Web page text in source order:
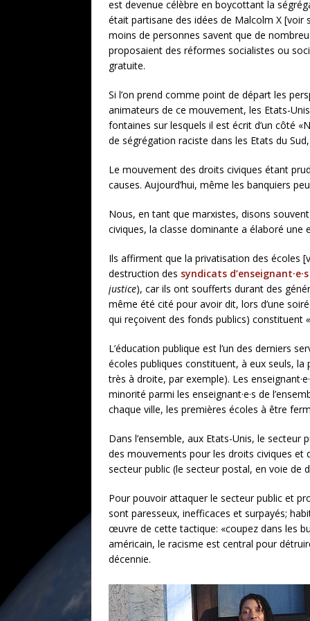
est devenue célèbre en boycottant la
était partisane des idées de Malcolm X [voir
moins de personnes savent que de
proposaient des réformes socialistes ou
gratuite.
Si l’on prend comme point de départ les
animateurs de ce mouvement, les Etats-
fontaines sur lesquels il est écrit d’un côté
de ségrégation raciste dans les Etats du
Le mouvement des droits civiques étant
causes. Aujourd’hui, même les banquiers
Nous, en tant que marxistes, disons
civiques, la classe dominante a élaboré une
Ils affirment que la privatisation des écoles
destruction des syndicats d’enseignant·e·s
justice), car ils ont soufferts durant des
même été cité pour avoir dit, lors d’une
qui reçoivent des fonds publics) constituent
L’éducation publique est l’un des derniers
écoles publiques constituent, à eux seuls, la
très à droite, par exemple). Les
minorité parmi les enseignant·e·s de
chaque ville, les premières écoles à être
Dans l’ensemble, aux Etats-Unis, le secteur
des mouvements pour les droits civiques et
secteur public (le secteur postal, en voie de
Pour pouvoir attaquer le secteur public et
sont paresseux, inefficaces et surpayés;
œuvre de cette tactique: «coupez dans les
américain, le racisme est central pour
décennie.